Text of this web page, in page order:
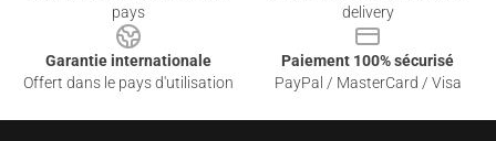
pays
delivery
Garantie internationale
Offert dans le pays d'utilisation
Paiement 100% sécurisé
PayPal / MasterCard / Visa